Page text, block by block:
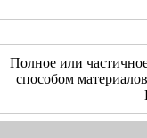
Полное или
способом